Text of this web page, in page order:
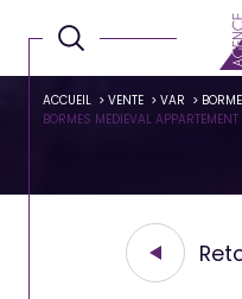
ACCUEIL VENTE VAR
BORMES MEDIEVAL APPARTEMENT